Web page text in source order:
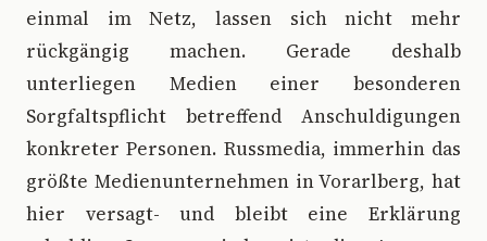
einmal im Netz, lassen sich nicht mehr
rückgängig machen. Gerade deshalb
unterliegen Medien einer besonderen
Sorgfaltspflicht betreffend Anschuldigungen
konkreter Personen. Russmedia, immerhin das
größte Medienunternehmen in Vorarlberg, hat
hier versagt- und bleibt eine Erklärung